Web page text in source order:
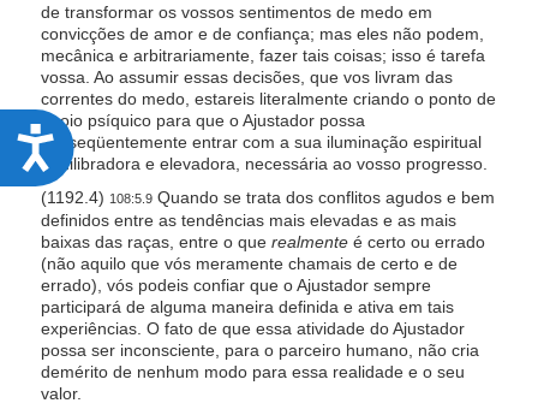
A
c
c
e
s
s
i
b
de transformar os vossos sentimentos de medo em
convicções de amor e de confiança; mas eles não podem,
mecânica e arbitrariamente, fazer tais coisas; isso é tarefa
vossa. Ao assumir essas decisões, que vos livram das
correntes do medo, estareis literalmente criando o ponto de
apoio psíquico para que o Ajustador possa
subseqüentemente entrar com a sua iluminação espiritual
equilibradora e elevadora, necessária ao vosso progresso.
(1192.4) 108:5.9Quando se trata dos conflitos agudos e bem
definidos entre as tendências mais elevadas e as mais
baixas das raças, entre o que realmenteé certo ou errado
(não aquilo que vós meramente chamais de certo e de
errado), vós podeis confiar que o Ajustador sempre
participará de alguma maneira definida e ativa em tais
experiências. O fato de que essa atividade do Ajustador
possa ser inconsciente, para o parceiro humano, não cria
demérito de nenhum modo para essa realidade e o seu
valor.